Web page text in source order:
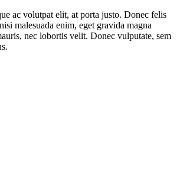
ac volutpat elit, at porta justo. Donec felis
malesuada enim, eget gravida magna
nec lobortis velit. Donec vulputate, sem